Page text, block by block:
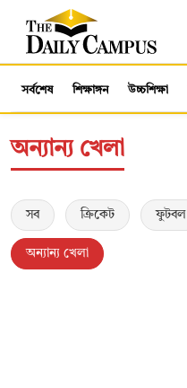
সর্বশেষ শিক্ষাঙ্গন উচ্চশিক্ষা
অন্যান্য খেলা
সব ক্রিকেট ফুটবল
অন্যান্য খেলা